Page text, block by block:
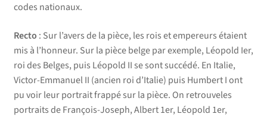
codes nationaux.
Recto : Sur l’avers de la pièce, les rois et empereurs étaient
mis à l’honneur. Sur la pièce belge par exemple, Léopold Ier,
roi des Belges, puis Léopold II se sont succédé. En Italie,
Victor-Emmanuel II (ancien roi d’Italie) puis Humbert I ont
pu voir leur portrait frappé sur la pièce. On retrouveles
portraits de François-Joseph, Albert 1er, Léopold 1er,